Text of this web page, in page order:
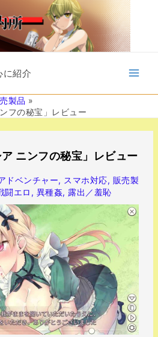
に紹介
製品
フの秘宝」レビュー
ア ニンフの秘宝」レビュー
ドベンチャー, スマホ対応, 販売製
闘エロ , 異種姦, 露出／羞恥